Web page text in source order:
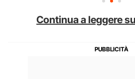
Continua a leggere